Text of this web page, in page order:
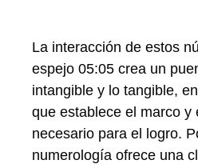
La interacción de estos
espejo 05:05 crea un
intangible y lo tangible,
que establece el marco y
necesario para el logro.
numerología ofrece una